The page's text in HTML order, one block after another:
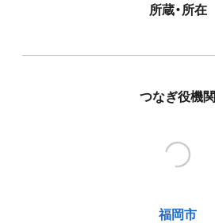
所蔵・所在
つなぎ役機関
福岡市